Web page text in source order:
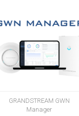
GRANDSTREAM GWN
Manager